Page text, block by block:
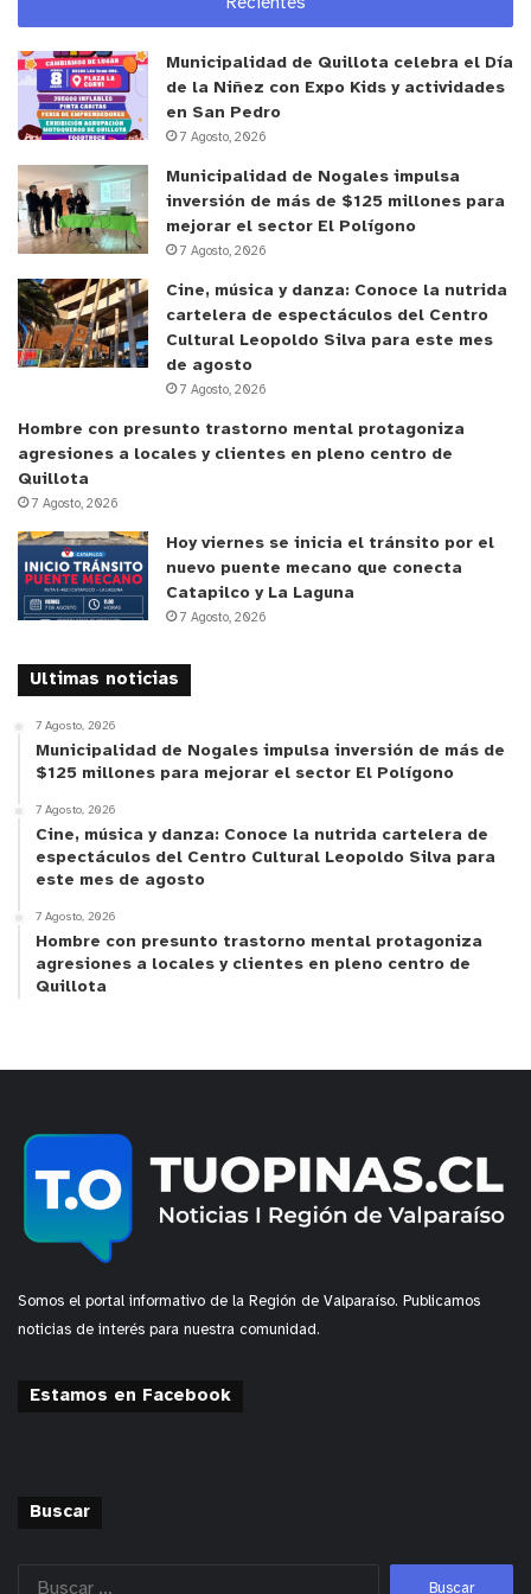
áreas verdes, en proyectos de
la comuna.
Trabajo en cogestión
“Esta es una iniciativa que se conversó en la
Comisión de Fomento Productivo de los concejales
y que luego se conversó con la administración, con
medio ambiente, con fomento productivo, con
gabinete y eso nos permitió concretar esta
iniciativa. Hoy día vamos a tener ferias
acreditadas ecológicamente”, explicó por su parte
el concejal Marcelo Góngora, presidente de la
Comisión de Fomento Productivo y Economía
Local.
“Es súper importante este convenio, porque así se
reduce la cantidad de basura que llega a los
vertederos y se les hace un tratamiento adecuado
transformarlos en materia orgánica, tierra fértil
para las plazas y los parques”, expresó por su
parte la concejala Kesia Navarro, presidenta de la
Comisión de Medio Ambiente.
Con la incorporación de estas cinco ferias al
proceso de certificación ambiental serían 6 las
ferias reconocidas como ecológicas en la comuna.
Actualmente, es la feria
Solitario”la única que cuenta con certificación
ambiental, tras un trabajo en conjunto con la
Municipalidad de Quillota celebra el Día
de la Niñez con Expo Kids y actividades
en San Pedro
7 Agosto, 2026
Municipalidad de Nogales impulsa
inversión de más de $125 millones para
mejorar el sector El Polígono
7 Agosto, 2026
Cine, música y danza: Conoce la nutrida
cartelera de espectáculos del Centro
Cultural Leopoldo Silva para este mes
de agosto
7 Agosto, 2026
Hombre con presunto trastorno mental protagoniza
agresiones a locales y clientes en pleno centro de
Quillota
7 Agosto, 2026
Hoy viernes se inicia el tránsito por el
nuevo puente mecano que conecta
Catapilco y La Laguna
7 Agosto, 2026
Ultimas noticias
7 Agosto, 2026
Municipalidad de Nogales impulsa inversión de más de
$125 millones para mejorar el sector El Polígono
7 Agosto, 2026
Cine, música y danza: Conoce la nutrida cartelera de
espectáculos del Centro Cultural Leopoldo Silva para
este mes de agosto
7 Agosto, 2026
Hombre con presunto trastorno mental protagoniza
agresiones a locales y clientes en pleno centro de
Quillota
Somos el portal informativo de la Región de Valparaíso. Publicamos
noticias de interés para nuestra comunidad.
Estamos en Facebook
Buscar